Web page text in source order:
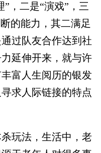
”，二是“演戏”，三
的能力，其二满足
过队友合作达到社
延伸开来，就与许
富人生阅历的银发
求人际链接的特点
玩法，生活中，老